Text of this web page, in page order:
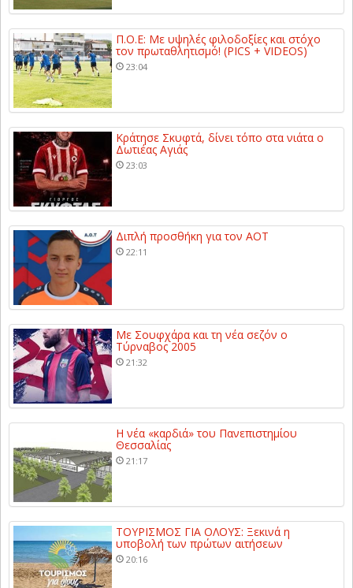
Π.Ο.Ε: Με υψηλές φιλοδοξίες και στόχο
τον πρωταθλητισμό! (PICS + VIDEOS)
23:04
Κράτησε Σκυφτά, δίνει τόπο στα νιάτα ο
Δωτιέας Αγιάς
23:03
Διπλή προσθήκη για τον ΑΟΤ
22:11
Με Σουφχάρα και τη νέα σεζόν ο
Τύρναβος 2005
21:32
Η νέα «καρδιά» του Πανεπιστημίου
Θεσσαλίας
21:17
ΤΟΥΡΙΣΜΟΣ ΓΙΑ ΟΛΟΥΣ: Ξεκινά η
υποβολή των πρώτων αιτήσεων
20:16